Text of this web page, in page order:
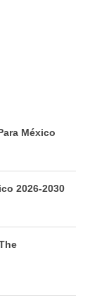
México
2026-2030